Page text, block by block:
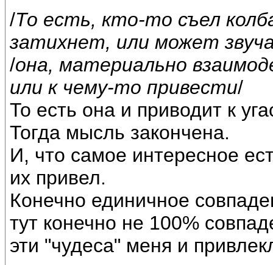
/То есть, кто-то съел
затихнет, или может
/она, материально
или к чему-то привести/
То есть она и приводит к
Тогда мысль закончена.
И, что самое интересное
их привел.
Конечно единичное
тут конечно не 100%
эти "чудеса" меня и